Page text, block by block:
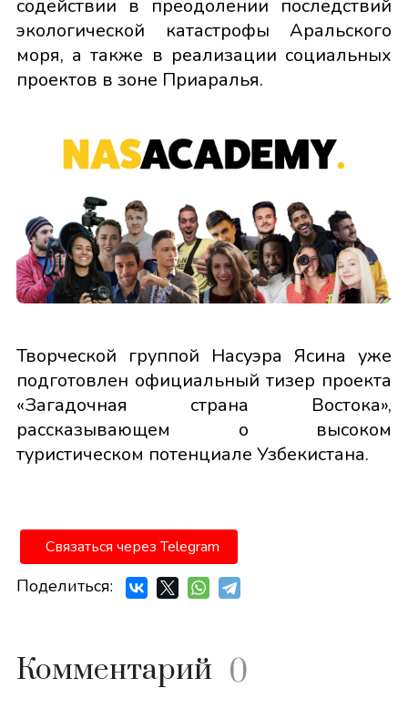
содействии в преодолении последствий
экологической катастрофы Аральского
моря, а также в реализации социальных
проектов в зоне Приаралья.
Творческой группой Насуэра Ясина уже
подготовлен официальный тизер проекта
«Загадочная страна Востока»,
рассказывающем о высоком
туристическом потенциале Узбекистана.
Связаться через Telegram
Поделиться:
Комментарий 0